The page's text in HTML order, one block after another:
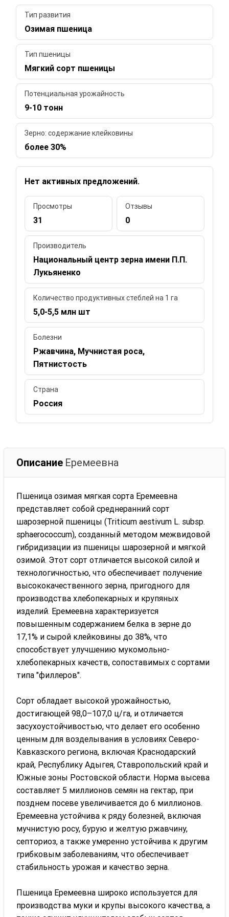
Тип развития
Озимая пшеница
Тип пшеницы
Мягкий сорт пшеницы
Потенциальная урожайность
9-10 тонн
Зерно: содержание клейковины
более 30%
Нет активных предложений.
Просмотры
31
Отзывы
0
Производитель
Национальный центр зерна имени П.П.
Лукьяненко
Количество продуктивных стеблей на 1 га
5,0-5,5 млн шт
Болезни
Ржавчина, Мучнистая роса,
Пятнистость
Страна
Россия
Описание Еремеевна
Пшеница озимая мягкая сорта Еремеевна
представляет собой среднеранний сорт
шарозерной пшеницы (Triticum aestivum L. subsp.
sphaerococcum), созданный методом межвидовой
гибридизации из пшеницы шарозерной и мягкой
озимой. Этот сорт отличается высокой силой и
технологичностью, что обеспечивает получение
высококачественного зерна, пригодного для
производства хлебопекарных и крупяных
изделий. Еремеевна характеризуется
повышенным содержанием белка в зерне до
17,1% и сырой клейковины до 38%, что
способствует улучшению мукомольно-
хлебопекарных качеств, сопоставимых с сортами
типа "филлеров".
Сорт обладает высокой урожайностью,
достигающей 98,0–107,0 ц/га, и отличается
засухоустойчивостью, что делает его особенно
ценным для возделывания в условиях Северо-
Кавказского региона, включая Краснодарский
край, Республику Адыгея, Ставропольский край и
Южные зоны Ростовской области. Норма высева
составляет 5 миллионов семян на гектар, при
позднем посеве увеличивается до 6 миллионов.
Еремеевна устойчива к ряду болезней, включая
мучнистую росу, бурую и желтую ржавчину,
септориоз, а также умеренно устойчива к другим
грибковым заболеваниям, что обеспечивает
стабильность урожая и качество зерна.
Пшеница Еремеевна широко используется для
производства муки и крупы высокого качества, а